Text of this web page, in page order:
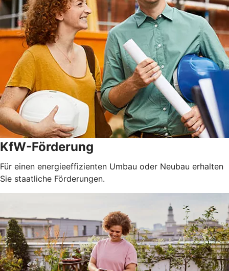
KfW-Förderung
Für einen energieeffizienten Umbau oder Neubau erhalten
Sie staatliche Förderungen.